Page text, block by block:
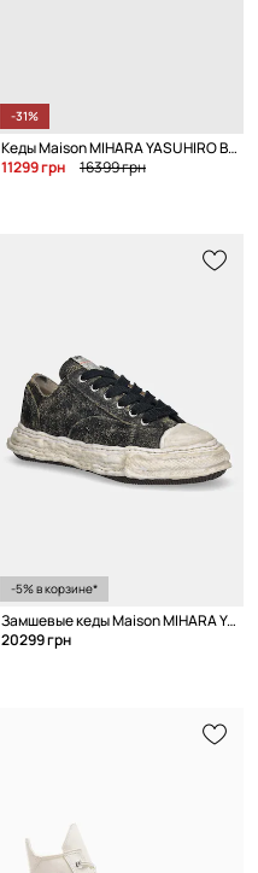
-31%
Кеды Maison MIHARA YASUHIRO Baker
11299 грн
16399 грн
-5% в корзине*
Замшевые кеды Maison MIHARA YASUHIRO
20299 грн